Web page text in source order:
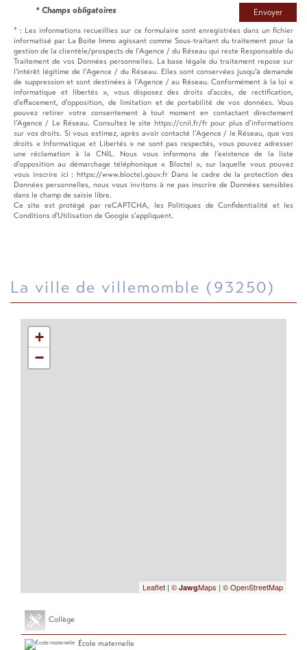
Envoyer
* Champs obligatoires
* : Les informations recueillies sur ce formulaire sont enregistrées dans un fichier
informatisé par La Boite Immo agissant comme Sous-traitant du traitement pour la
gestion de la clientèle/prospects de l'Agence / du Réseau qui reste Responsable du
Traitement de vos Données personnelles. La base légale du traitement repose sur
l'intérêt légitime de l'Agence / du Réseau. Elles sont conservées jusqu'à demande
de suppression et sont destinées à l'Agence / au Réseau. Conformément à la loi «
informatique et libertés », vous disposez des droits d’accès, de rectification,
d’effacement, d’opposition, de limitation et de portabilité de vos données. Vous
pouvez retirer votre consentement à tout moment en contactant directement
l’Agence / Le Réseau. Consultez le site https://cnil.fr/fr pour plus d’informations
sur vos droits. Si vous estimez, après avoir contacté l'Agence / le Réseau, que vos
droits « Informatique et Libertés » ne sont pas respectés, vous pouvez adresser
une réclamation à la CNIL. Nous vous informons de l’existence de la liste
d'opposition au démarchage téléphonique « Bloctel », sur laquelle vous pouvez
vous inscrire ici : https://www.bloctel.gouv.fr Dans le cadre de la protection des
Données personnelles, nous vous invitons à ne pas inscrire de Données sensibles
dans le champ de saisie libre.
Ce site est protégé par reCAPTCHA, les Politiques de Confidentialité et les
Conditions d'Utilisation de Google s'appliquent.
la ville de villemomble (93250)
+
−
Leaflet | © JawgMaps | © OpenStreetMap
Collège
École maternelle